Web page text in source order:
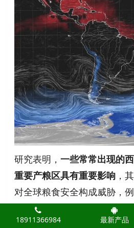
研究表明，一些常常出现的
重要产粮区具有重要影响 ，
对全球粮食安全构成威胁，
环绕北半球的西风带波动结
间时，全球作物产量将下降
18911366984 最新产品